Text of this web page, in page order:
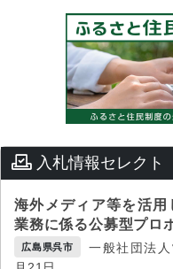
入札情報セレクト
海外メディア等を活
業務に係る公募型プロ
広島県呉市
一般社団法